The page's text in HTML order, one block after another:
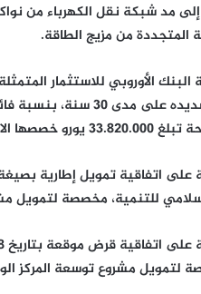
مد شبكة نقل الكهرباء من
المتجددة من مزيج الطاقة.
تمويلا ميسرا.
للتنمية، مخصصة
لتمويل مشروع توسعة المركز